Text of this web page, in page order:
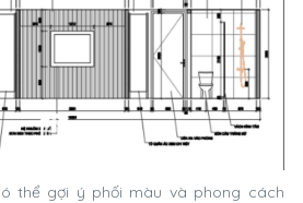
thể gợi ý phối màu và phong cách